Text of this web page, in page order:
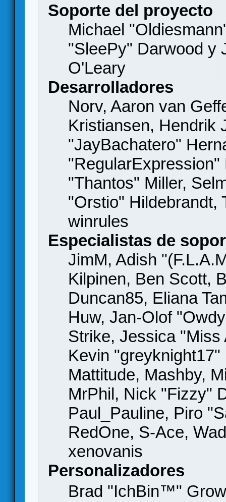
Soporte del proyecto
Michael
"SleePy" Darwood y
O'Leary
Desarrolladores
Norv, Aaron van
Kristiansen, Hendrik
"JayBachatero"
"Thantos" Miller,
"Orstio" Hildebrandt,
winrules
Especialistas de
JimM, Adish
Kilpinen, Ben Scott,
Duncan85, Eliana
Huw, Jan-Olof
Strike, Jessica
Kevin
Mattitude, Mashby,
MrPhil, Nick "Fizzy"
Paul_Pauline, Piro
RedOne, S-Ace,
xenovanis
Personalizadores
Brad "IchBin™"